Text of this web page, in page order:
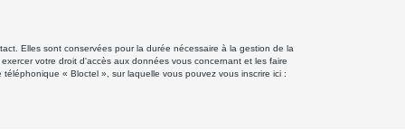
Elles sont conservées pour la durée nécessaire à la gestion de la
votre droit d'accès aux données vous concernant et les faire
« Bloctel », sur laquelle vous pouvez vous inscrire ici :